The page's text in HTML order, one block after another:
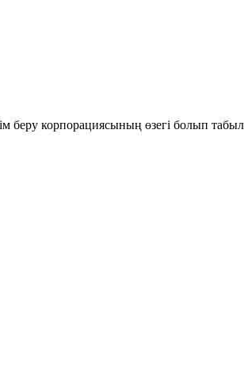
беру корпорациясының өзегі болып